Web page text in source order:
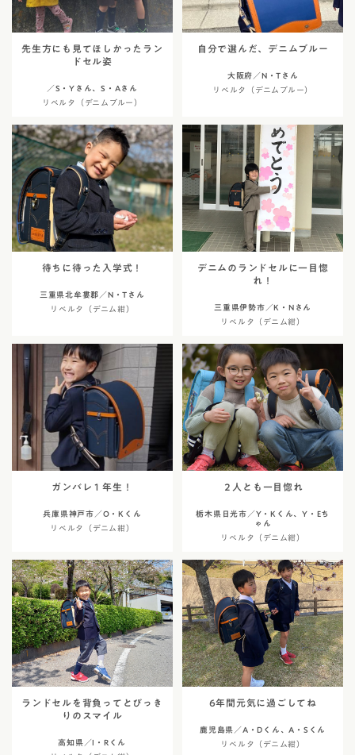
先生方にも見てほしかったラン
ドセル姿
／S・Yさん、S・Aさん
リベルタ（デニムブルー）
自分で選んだ、デニムブルー
大阪府／N・Tさん
リベルタ（デニムブルー）
待ちに待った入学式！
三重県北牟婁郡／N・Tさん
リベルタ（デニム紺）
デニムのランドセルに一目惚
れ！
三重県伊勢市／K・Nさん
リベルタ（デニム紺）
ガンバレ１年生！
兵庫県神戸市／O・Kくん
リベルタ（デニム紺）
２人とも一目惚れ
栃木県日光市／Y・Kくん、Y・Eち
ゃん
リベルタ（デニム紺）
ランドセルを背負ってとびっき
りのスマイル
高知県／I・Rくん
6年間元気に過ごしてね
鹿児島県／A・Dくん、A・Sくん
リベルタ（デニム紺）